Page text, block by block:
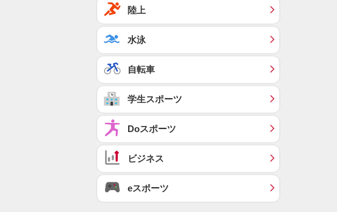
陸上
水泳
自転車
学生スポーツ
Doスポーツ
ビジネス
eスポーツ